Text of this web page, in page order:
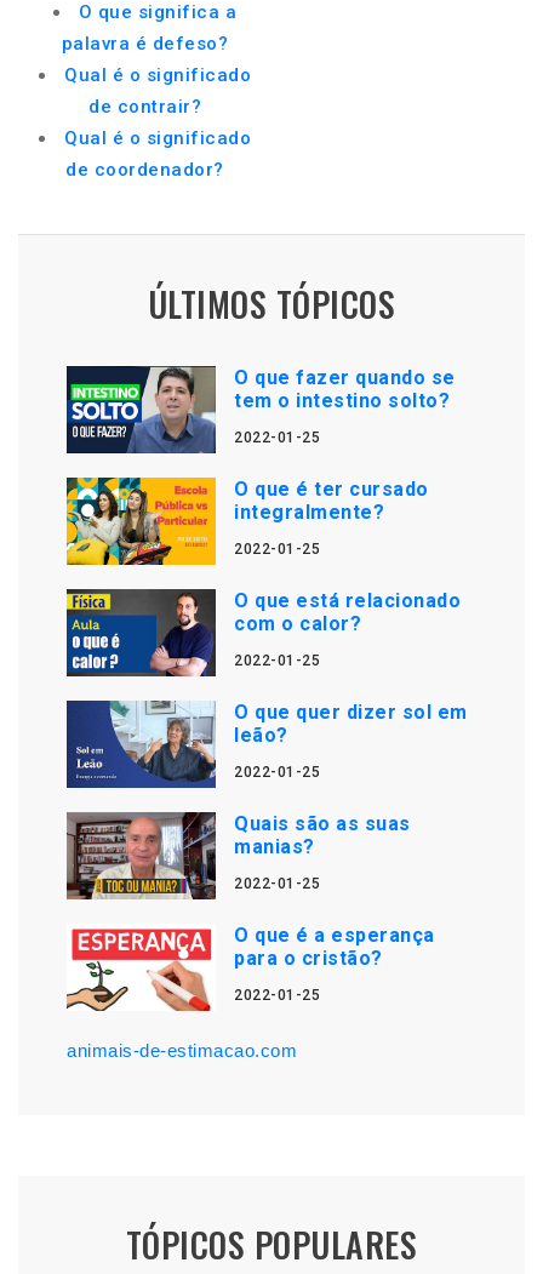
O que significa a
palavra é defeso?
Qual é o significado
de contrair?
Qual é o significado
de coordenador?
ÚLTIMOS TÓPICOS
O que fazer quando se
tem o intestino solto?
2022-01-25
O que é ter cursado
integralmente?
2022-01-25
O que está relacionado
com o calor?
2022-01-25
O que quer dizer sol em
leão?
2022-01-25
Quais são as suas
manias?
2022-01-25
O que é a esperança
para o cristão?
2022-01-25
animais-de-estimacao.com
TÓPICOS POPULARES